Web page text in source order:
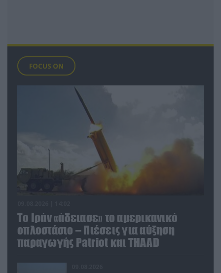
FOCUS ON
Το Ιράν «άδειασε» το αμερικανικό
οπλοστάσιο – Πιέσεις για αύξηση
παραγωγής Patriot και THAAD